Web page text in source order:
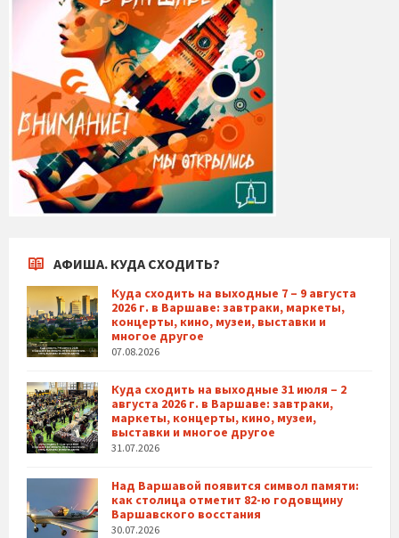
АФИША. КУДА СХОДИТЬ?
Куда сходить на выходные 7 – 9 августа
2026 г. в Варшаве: завтраки, маркеты,
концерты, кино, музеи, выставки и
многое другое
07.08.2026
Куда сходить на выходные 31 июля – 2
августа 2026 г. в Варшаве: завтраки,
маркеты, концерты, кино, музеи,
выставки и многое другое
31.07.2026
Над Варшавой появится символ памяти:
как столица отметит 82-ю годовщину
Варшавского восстания
30.07.2026